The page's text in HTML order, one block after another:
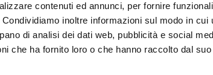
contenuti ed annunci, per fornire
inoltre informazioni sul modo in cui
di analisi dei dati web, pubblicità e social
che ha fornito loro o che hanno raccolto dal